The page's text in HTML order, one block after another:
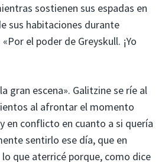
sostienen sus espadas en
sus habitaciones durante
el poder de Greyskull. ¡Yo
gran escena». Galitzine se ríe al
al afrontar el momento
en conflicto en cuanto a si quería
sentirlo ese día, que en
que aterricé porque, como dice